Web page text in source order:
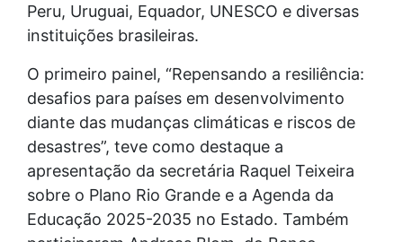
Peru, Uruguai, Equador, UNESCO e diversas
instituições brasileiras.
O primeiro painel, “Repensando a resiliência:
desafios para países em desenvolvimento
diante das mudanças climáticas e riscos de
desastres”, teve como destaque a
apresentação da secretária Raquel Teixeira
sobre o Plano Rio Grande e a Agenda da
Educação 2025-2035 no Estado. Também